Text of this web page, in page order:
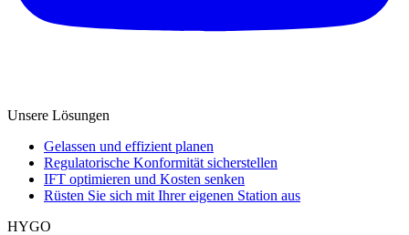
Unsere Lösungen
Gelassen und effizient planen
Regulatorische Konformität sicherstellen
IFT optimieren und Kosten senken
Rüsten Sie sich mit Ihrer eigenen Station aus
HYGO